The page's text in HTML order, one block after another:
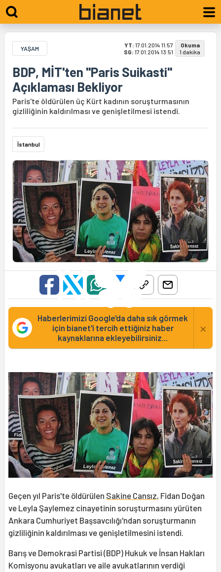
YAŞAM YT: 17.01.2014 11:57
SG: 17.01.2014 13:51
Okuma
1 dakika
BDP, MİT'ten ''Paris Suikasti''
Açıklaması Bekliyor
Paris'te öldürülen üç Kürt kadının soruşturmasının
gizliliğinin kaldırılması ve genişletilmesi istendi.
İstanbul
Haberlerimizi Google'da daha sık görmek
için bianet'i tercih ettiğiniz haber
kaynaklarına ekleyebilirsiniz...
×
Geçen yıl Paris'te öldürülen Sakine Cansız, Fidan Doğan
ve Leyla Şaylemez cinayetinin soruşturmasını yürüten
Ankara Cumhuriyet Başsavcılığı'ndan soruşturmanın
gizliliğinin kaldırılması ve genişletilmesini istendi.
Barış ve Demokrasi Partisi (BDP) Hukuk ve İnsan Hakları
Komisyonu avukatları ve aile avukatlarının verdiği